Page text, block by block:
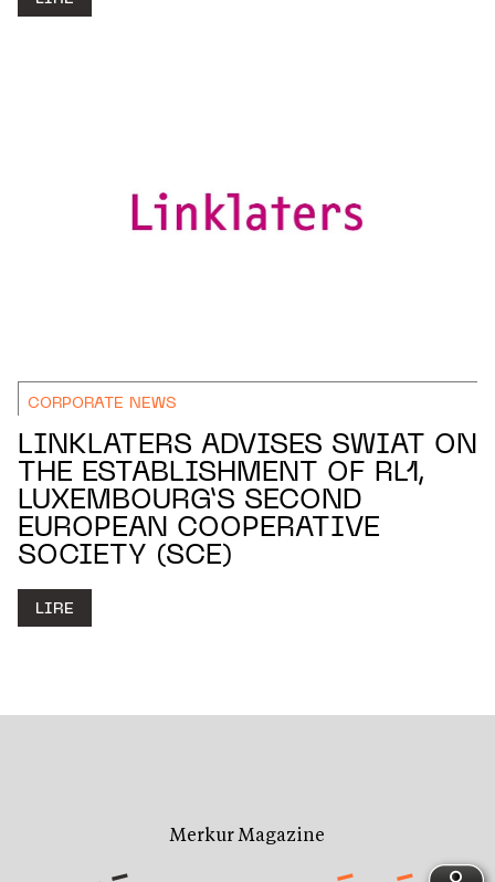
CORPORATE NEWS
LINKLATERS ADVISES SWIAT ON
THE ESTABLISHMENT OF RL1,
LUXEMBOURG’S SECOND
EUROPEAN COOPERATIVE
SOCIETY (SCE)
LIRE
Merkur Magazine